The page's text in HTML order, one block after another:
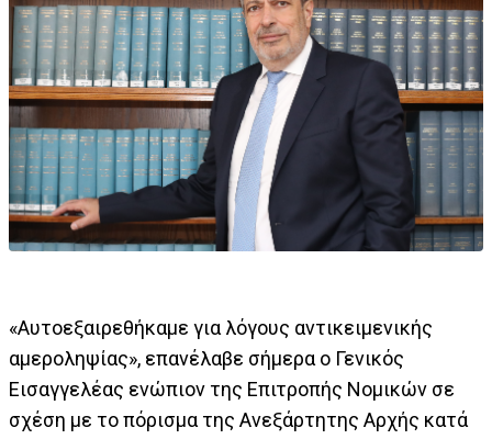
«Αυτοεξαιρεθήκαμε για λόγους αντικειμενικής
αμεροληψίας», επανέλαβε σήμερα ο Γενικός
Εισαγγελέας ενώπιον της Επιτροπής Νομικών σε
σχέση με το πόρισμα της Ανεξάρτητης Αρχής κατά